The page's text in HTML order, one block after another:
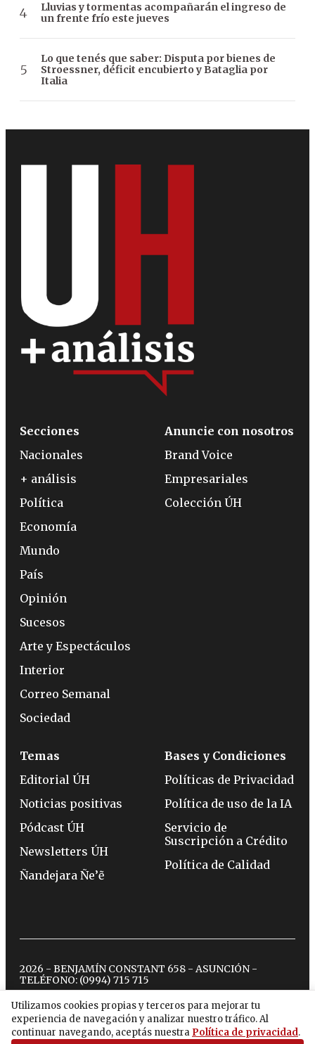
Lluvias y tormentas acompañarán el ingreso de
un frente frío este jueves
Lo que tenés que saber: Disputa por bienes de
Stroessner, déficit encubierto y Bataglia por
Italia
Utilizamos cookies propias y terceros para mejorar tu
experiencia de navegación y analizar nuestro tráfico. Al
continuar navegando, aceptás nuestra Política de privacidad.
Secciones
Nacionales
+ análisis
Política
Economía
Mundo
País
Opinión
Sucesos
Arte y Espectáculos
Interior
Correo Semanal
Sociedad
Anuncie con nosotros
Brand Voice
Empresariales
Colección ÚH
Temas
Editorial ÚH
Noticias positivas
Pódcast ÚH
Newsletters ÚH
Ñandejara Ñe’ẽ
Bases y Condiciones
Políticas de Privacidad
Política de uso de la IA
Servicio de
Suscripción a Crédito
Política de Calidad
2026 - BENJAMÍN CONSTANT 658 - ASUNCIÓN -
TELÉFONO: (0994) 715 715
twitterinstagram
facebook
tiktokyoutubespotify